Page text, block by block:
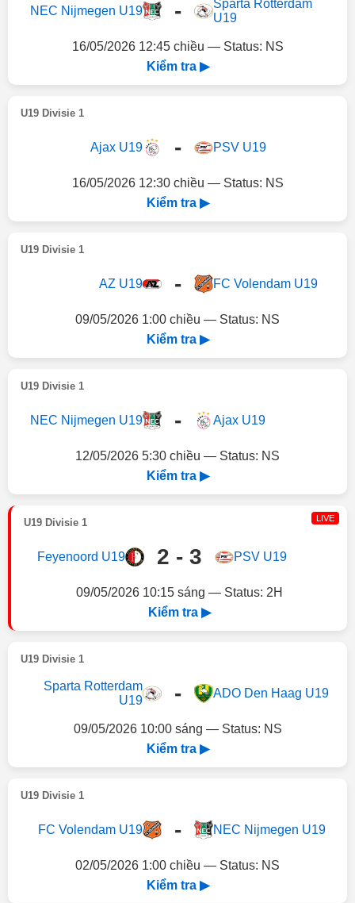
NEC Nijmegen U19 -
Sparta Rotterdam
U19
16/05/2026 12:45 chiều — Status: NS
Kiểm tra ▶
U19 Divisie 1
Ajax U19 - PSV U19
16/05/2026 12:30 chiều — Status: NS
Kiểm tra ▶
U19 Divisie 1
AZ U19 - FC Volendam U19
09/05/2026 1:00 chiều — Status: NS
Kiểm tra ▶
U19 Divisie 1
NEC Nijmegen U19 - Ajax U19
12/05/2026 5:30 chiều — Status: NS
Kiểm tra ▶
U19 Divisie 1 LIVE
Feyenoord U19 2 - 3 PSV U19
09/05/2026 10:15 sáng — Status: 2H
Kiểm tra ▶
U19 Divisie 1
Sparta Rotterdam
U19
- ADO Den Haag U19
09/05/2026 10:00 sáng — Status: NS
Kiểm tra ▶
U19 Divisie 1
FC Volendam U19 - NEC Nijmegen U19
02/05/2026 1:00 chiều — Status: NS
Kiểm tra ▶